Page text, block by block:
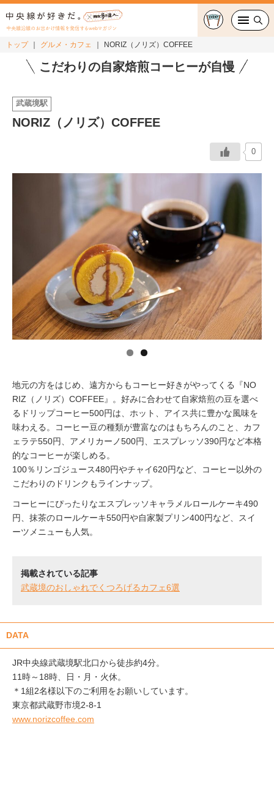
中央線沿線のお出かけ情報を発信するwebマガジン
グルメ・カフェ
おでかけ
中央線フェス
イベント情報
おしらせ
トップ グルメ・カフェ NORIZ（ノリズ）COFFEE
こだわりの自家焙煎コーヒーが自慢
武蔵境駅
NORIZ（ノリズ）COFFEE
0
地元の方をはじめ、遠方からもコーヒー好きがやってくる『NO
RIZ（ノリズ）COFFEE』。好みに合わせて自家焙煎の豆を選べ
るドリップコーヒー500円は、ホット、アイス共に豊かな風味を
味わえる。コーヒー豆の種類が豊富なのはもちろんのこと、カフ
ェラテ550円、アメリカーノ500円、エスプレッソ390円など本格
的なコーヒーが楽しめる。
100％リンゴジュース480円やチャイ620円など、コーヒー以外の
こだわりのドリンクもラインナップ。
コーヒーにぴったりなエスプレッソキャラメルロールケーキ490
円、抹茶のロールケーキ550円や自家製プリン400円など、スイ
ーツメニューも人気。
掲載されている記事
武蔵境のおしゃれでくつろげるカフェ6選
DATA
JR中央線武蔵境駅北口から徒歩約4分。
11時～18時、日・月・火休。
＊1組2名様以下のご利用をお願いしています。
東京都武蔵野市境2-8-1
www.norizcoffee.com